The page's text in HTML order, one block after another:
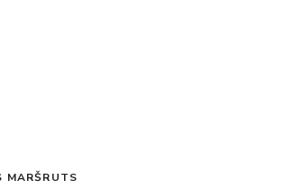
MARŠRUTS